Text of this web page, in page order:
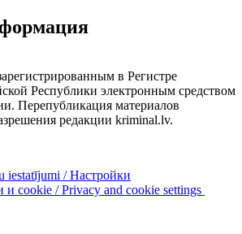
в Регистре
Республики электронным средством
Перепубликация материалов
редакции kriminal.lv.
iestatījumi / Настройки
и cookie / Privacy and cookie settings